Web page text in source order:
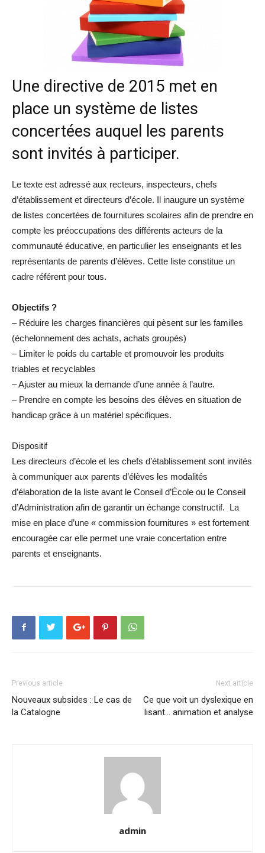
Une directive de 2015 met en
place un système de listes
concertées auquel les parents
sont invités à participer.
Le texte est adressé aux recteurs, inspecteurs, chefs
d’établissement et directeurs d’école. Il inaugure un système
de listes concertées de fournitures scolaires afin de prendre en
compte les préoccupations des différents acteurs de la
communauté éducative, en particulier les enseignants et les
représentants de parents d’élèves. Cette liste constitue un
cadre référent pour tous.
Objectifs ?
– Réduire les charges financières qui pèsent sur les familles
(échelonnement des achats, achats groupés)
– Limiter le poids du cartable et promouvoir les produits
triables et recyclables
– Ajuster au mieux la demande d’une année à l’autre.
– Prendre en compte les besoins des élèves en situation de
handicap grâce à un matériel spécifiques.
Dispositif
Les directeurs d’école et les chefs d’établissement sont invités
à communiquer aux parents d’élèves les modalités
d’élaboration de la liste avant le Conseil d’École ou le Conseil
d’Administration afin de garantir un échange constructif. La
mise en place d’une « commission fournitures » est fortement
encouragée car elle permet une vraie concertation entre
parents et enseignants.
Previous article
Nouveaux subsides : Le cas de
la Catalogne
Next article
Ce que voit un dyslexique en
lisant… animation et analyse
admin